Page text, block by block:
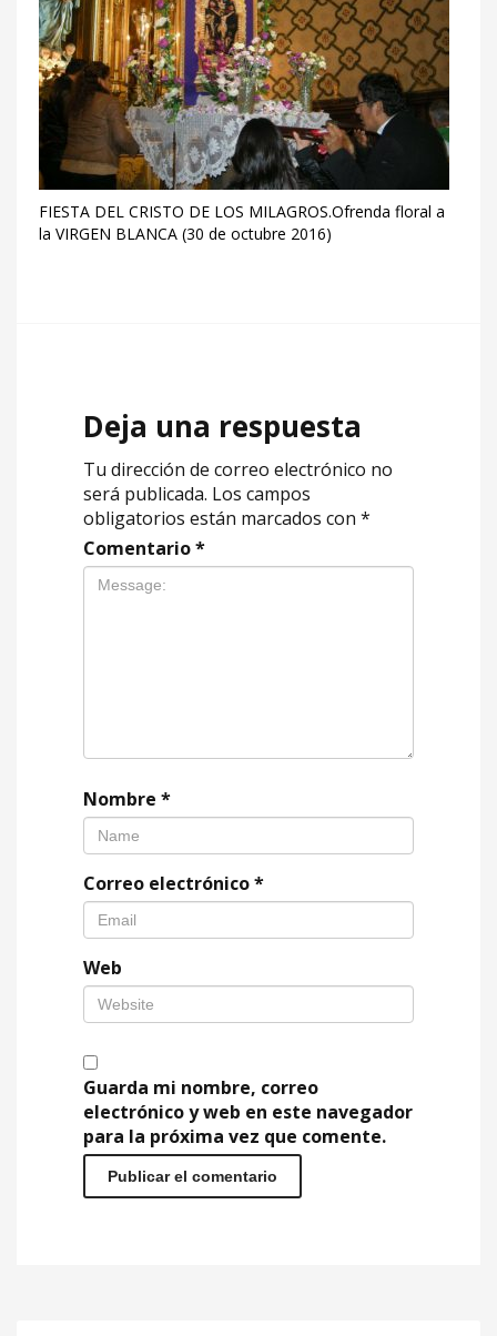
FIESTA DEL CRISTO DE LOS MILAGROS.Ofrenda floral a
la VIRGEN BLANCA (30 de octubre 2016)
Deja una respuesta
Tu dirección de correo electrónico no
será publicada. Los campos
obligatorios están marcados con *
Comentario*
Nombre *
Correo electrónico*
Web
Guarda mi nombre, correo
electrónico y web en este navegador
para la próxima vez que comente.